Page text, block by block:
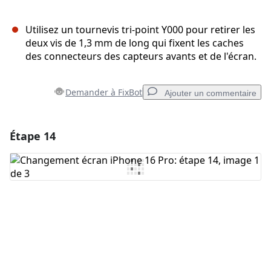
Utilisez un tournevis tri-point Y000 pour retirer les
deux vis de 1,3 mm de long qui fixent les caches
des connecteurs des capteurs avants et de l'écran.
Demander à FixBot Ajouter un commentaire
Ajouter un commentaire
Étape 14